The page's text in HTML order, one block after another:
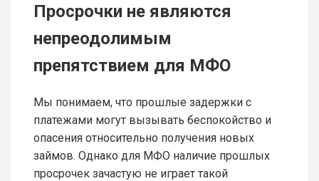
Просрочки не являются
непреодолимым
препятствием для МФО
Мы понимаем, что прошлые задержки с
платежами могут вызывать беспокойство и
опасения относительно получения новых
займов. Однако для МФО наличие прошлых
просрочек зачастую не играет такой